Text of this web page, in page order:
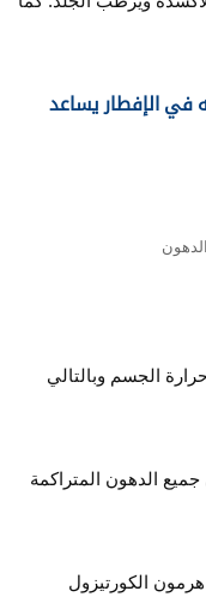
في الإفطار يساعد
الجسم وبالتالي
الدهون المتراكمة
الكورتيزول